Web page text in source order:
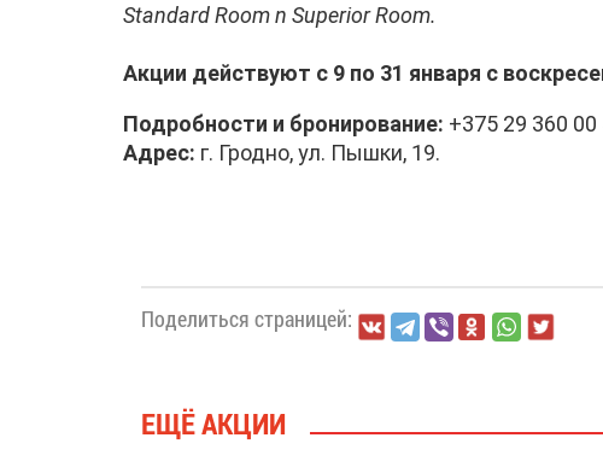
Standard Room n Superior Room.
Акции действуют с 9 по 31 января с
Подробности и бронирование: +375 29 360 00
Адрес: г. Гродно, ул. Пышки, 19.
Поделиться страницей:
ЕЩЁ АКЦИИ